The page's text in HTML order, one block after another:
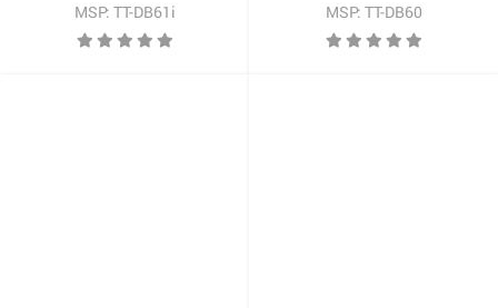
MSP: TT-DB61i MSP: TT-DB60